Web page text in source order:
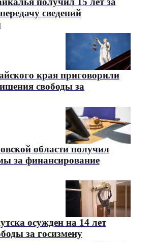
сведений
края приговорили
свободы за
области получил
за финансирование
осужден на 14 лет
за госизмену